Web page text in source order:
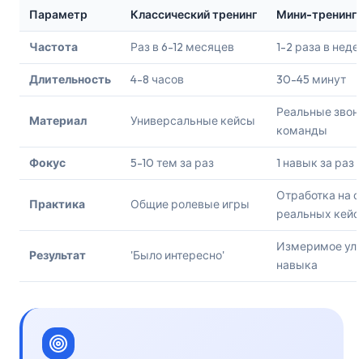
Параметр Классический тренинг Мини-тренинг
Частота Раз в 6-12 месяцев 1-2 раза в
Длительность 4-8 часов 30-45 минут
Материал Универсальные кейсы
Реальные
команды
Фокус 5-10 тем за раз 1 навык за раз
Практика Общие ролевые игры
Отработка на
реальных
Результат 'Было интересно'
Измеримое
навыка